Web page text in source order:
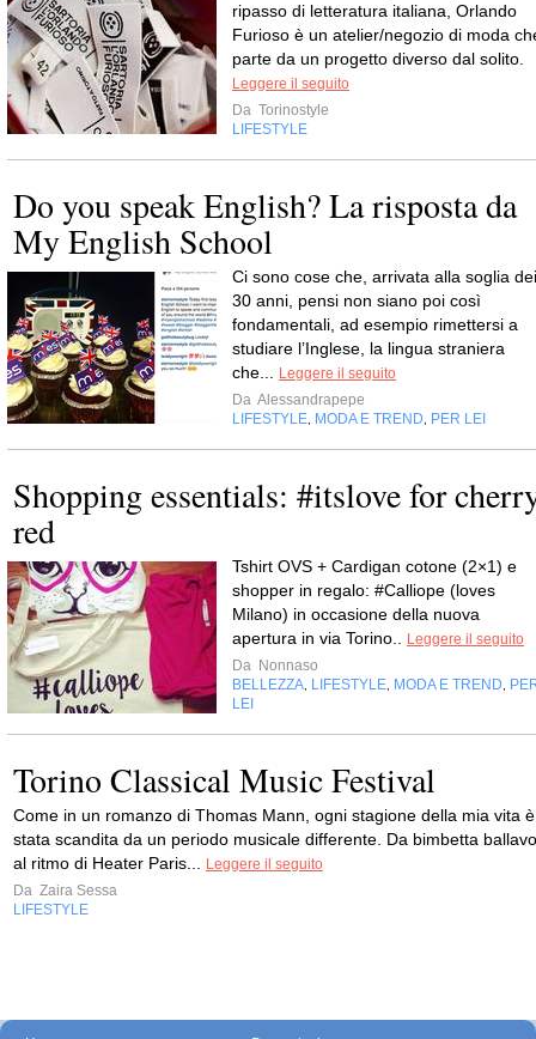
ripasso di letteratura italiana, Orlando
Furioso è un atelier/negozio di moda
parte da un progetto diverso dal solito.
Leggere il seguito
Da Torinostyle
LIFESTYLE
Do you speak English? La risposta da
My English School
Ci sono cose che, arrivata alla soglia dei
30 anni, pensi non siano poi così
fondamentali, ad esempio rimettersi a
studiare l’Inglese, la lingua straniera
che...
Leggere il seguito
Da Alessandrapepe
LIFESTYLE MODA E TREND PER LEI
Shopping essentials: #itslove for
red
Tshirt OVS + Cardigan cotone (2×1) e
shopper in regalo: #Calliope (loves
Milano) in occasione della nuova
apertura in via Torino..
Leggere il seguito
Da Nonnaso
BELLEZZA LIFESTYLE MODA E TREND
LEI
Torino Classical Music Festival
Come in un romanzo di Thomas Mann, ogni stagione della mia vita è
stata scandita da un periodo musicale differente. Da bimbetta ballavo
al ritmo di Heater Paris...
Leggere il seguito
Da Zaira Sessa
LIFESTYLE